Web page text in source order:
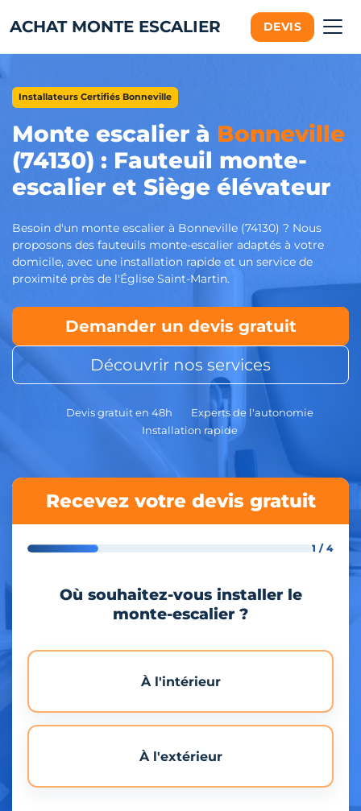
ACHAT MONTE ESCALIER DEVIS
Installateurs Certifiés Bonneville
Monte escalier à Bonneville
(74130) : Fauteuil monte-
escalier et Siège élévateur
Besoin d'un monte escalier à Bonneville (74130) ? Nous
proposons des fauteuils monte-escalier adaptés à votre
domicile, avec une installation rapide et un service de
proximité près de l'Église Saint-Martin.
Demander un devis gratuit
Découvrir nos services
Devis gratuit en 48h
Experts de l'autonomie
Installation rapide
Recevez votre devis gratuit
1 / 4
Où souhaitez-vous installer le
monte-escalier ?
À l'intérieur
À l'extérieur